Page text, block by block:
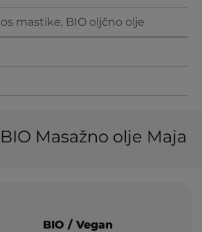
mastike, BIO oljčno olje
Masažno olje Maja
BIO / Vegan